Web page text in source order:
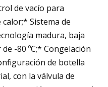
de vacío para
Sistema de
madura, baja
-80 ºC;* Congelación
de botella
con la válvula de